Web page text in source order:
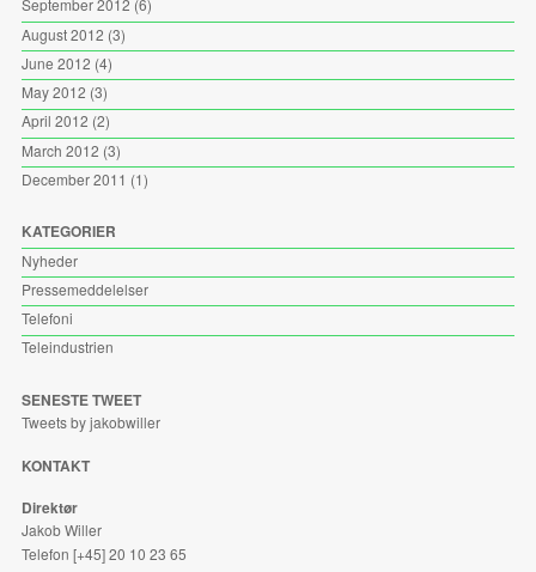
September 2012 (6)
August 2012 (3)
June 2012 (4)
May 2012 (3)
April 2012 (2)
March 2012 (3)
December 2011 (1)
KATEGORIER
Nyheder
Pressemeddelelser
Telefoni
Teleindustrien
SENESTE TWEET
Tweets by jakobwiller
KONTAKT
Direktør
Jakob Willer
Telefon [+45] 20 10 23 65